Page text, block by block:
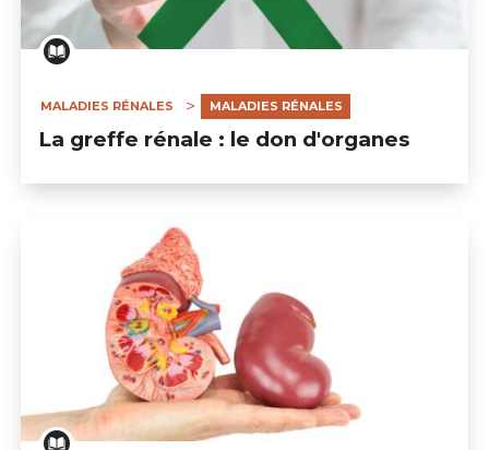
MALADIES RÉNALES MALADIES RÉNALES
La greffe rénale : le don d'organes